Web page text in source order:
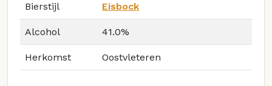
Bierstijl Eisbock
Alcohol 41.0%
Herkomst Oostvleteren